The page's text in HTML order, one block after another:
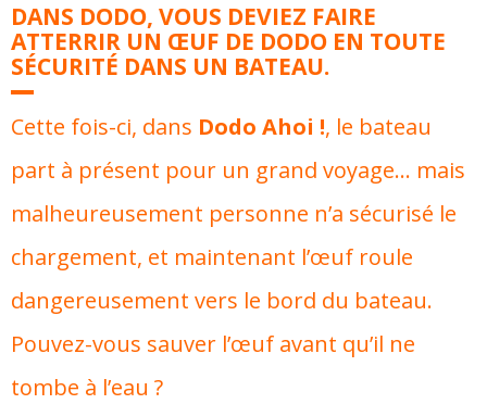
DANS DODO, VOUS DEVIEZ FAIRE
ATTERRIR UN ŒUF DE DODO EN TOUTE
SÉCURITÉ DANS UN BATEAU.
Cette fois-ci, dans Dodo Ahoi !, le bateau
part à présent pour un grand voyage… mais
malheureusement personne n’a sécurisé le
chargement, et maintenant l’œuf roule
dangereusement vers le bord du bateau.
Pouvez-vous sauver l’œuf avant qu’il ne
tombe à l’eau ?